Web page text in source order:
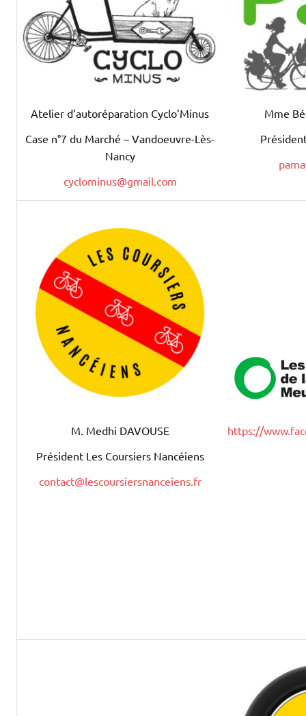
Atelier d’autoréparation Cyclo’Minus
Case n°7 du Marché – Vandoeuvre-Lès-
Nancy
cyclominus@gmail.com
Mme
M. Medhi DAVOUSE
Président Les Coursiers Nancéiens
contact@lescoursiersnanceiens.fr
https://